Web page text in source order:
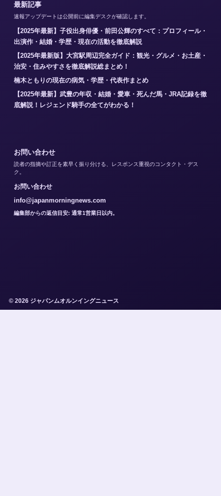
最新記事
速報アップデートは公開前に編集デスクが確認します。
【2025年最新】子役出身俳優・前田公輝のすべて：プロフィール・
出演作・結婚・学歴・現在の活動を徹底解説
【2025年最新版】大宮駅周辺完全ガイド：観光・グルメ・お土産・
治安・住みやすさを徹底解説総まとめ！
楠木ともりの現在の病気・学歴・代表作まとめ
【2025年最新】武豊の年収・結婚・愛車・死んだ馬・JRA記録を徹
底解説！レジェンド騎手の全てがわかる！
お問い合わせ
読者の指摘や訂正を素早く振り分ける、レスポンス重視のコンタクト・デス
ク。
お問い合わせ
info@japanmorningnews.com
編集部からの返信目安: 通常1営業日以内。
© 2026 ジャパンムオルンイングニュース